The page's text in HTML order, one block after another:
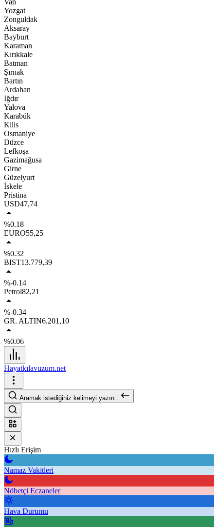
Van
Yozgat
Zonguldak
Aksaray
Bayburt
Karaman
Kırıkkale
Batman
Şırnak
Bartın
Ardahan
Iğdır
Yalova
Karabük
Kilis
Osmaniye
Düzce
Lefkoşa
Gazimağusa
Girne
Güzelyurt
İskele
Pristina
USD47,74
%0.18
EURO55,25
%0.32
BIST13.779,39
%-0.14
Petrol82,21
%-0.34
GR. ALTIN6.201,10
%0.06
Hayatkılavuzum.net
Aramak istediğiniz kelimeyi yazın..
Hızlı Erişim
Namaz Vakitleri
Nöbetçi Eczaneler
Hava Durumu